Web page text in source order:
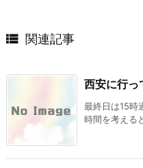
 関連記事
西安に行
最終日は15時
時間を考える